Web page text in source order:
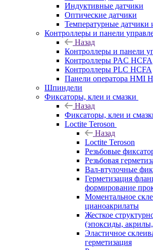
Индуктивные датчики
Оптические датчики
Температурные датчики
Контроллеры и панели
Назад
Контроллеры и панели
Контроллеры PAC HCFA
Контроллеры PLC HCFA
Панели оператора HMI
Шпиндели
Фиксаторы, клеи и смазки
Назад
Фиксаторы, клеи и
Loctite Teroson
Назад
Loctite Teroson
Резьбовые
Резьбовая
Вал-втулочные
Герметизация
формирование
Моментальное
цианоакрилаты
Жесткое
(эпоксиды,
Эластичное
герметизация